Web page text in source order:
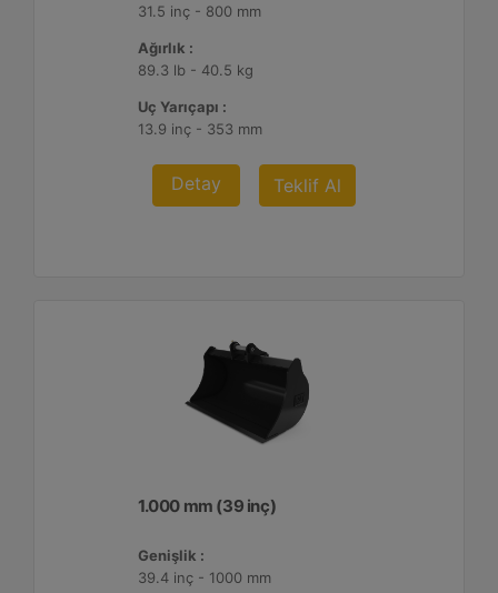
31.5 inç - 800 mm
Ağırlık :
89.3 lb - 40.5 kg
Uç Yarıçapı :
13.9 inç - 353 mm
Detay Teklif Al
1.000 mm (39 inç)
Genişlik :
39.4 inç - 1000 mm